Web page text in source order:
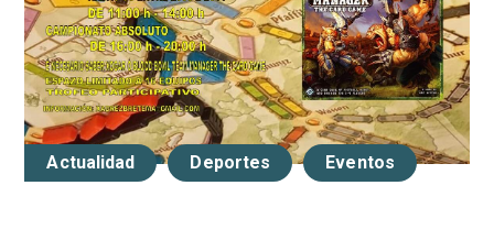
Actualidad Deportes Eventos